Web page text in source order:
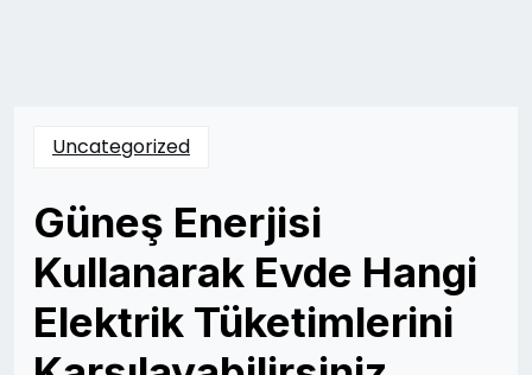
Uncategorized
Güneş Enerjisi
Kullanarak Evde Hangi
Elektrik Tüketimlerini